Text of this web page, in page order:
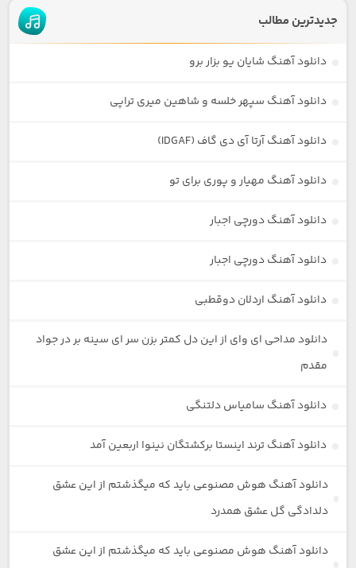
جدیدترین مطالب
دانلود آهنگ شایان یو بزار برو
دانلود آهنگ سپهر خلسه و شاهین میری تراپی
دانلود آهنگ آرتا آی دی گاف (IDGAF)
دانلود آهنگ مهیار و پوری برای تو
دانلود آهنگ دورچی اجبار
دانلود آهنگ دورچی اجبار
دانلود آهنگ اردلان دوقطبی
دانلود مداحی ای وای از این دل کمتر بزن سر ای سینه بر در جواد
مقدم
دانلود آهنگ سامیاس دلتنگی
دانلود آهنگ ترند اینستا برکشتگان نینوا اربعین آمد
دانلود آهنگ هوش مصنوعی باید که میگذشتم از این عشق
دلدادگی گل عشق همدرد
دانلود آهنگ هوش مصنوعی باید که میگذشتم از این عشق